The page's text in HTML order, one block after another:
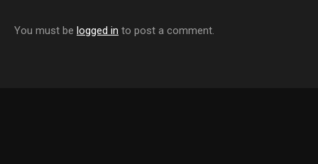
You must be logged in to post a comment.